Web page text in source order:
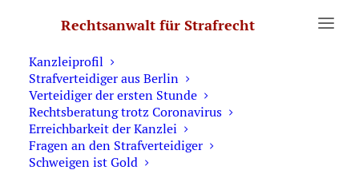
Rechtsanwalt für Strafrecht
Was Sie wissen sollten
Kanzleiprofil
Strafverteidiger aus Berlin
Verteidiger der ersten Stunde
Rechtsberatung trotz Coronavirus
Erreichbarkeit der Kanzlei
Fragen an den Strafverteidiger
Schweigen ist Gold
Home Archive by Category "Organisierte Kriminalität"